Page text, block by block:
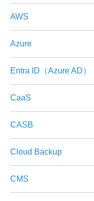
AWS
Azure
Entra ID（Azure AD）
CaaS
CASB
Cloud Backup
CMS